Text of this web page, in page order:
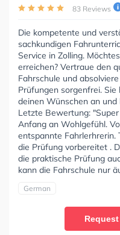
83 Reviews
Die kompetente und
sachkundigen
Service in Zolling.
erreichen? Vertraue den
Fahrschule und
Prüfungen sorgenfrei.
deinen Wünschen an
Letzte Bewertung:
Anfang an Wohlgefühl.
entspannte Fahrlerhrerin.
die Prüfung vorbereitet .
die praktische Prüfung
kann die Fahrschule nur
German